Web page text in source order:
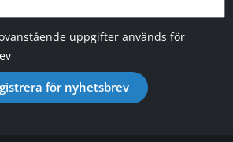
uppgifter används för
för nyhetsbrev